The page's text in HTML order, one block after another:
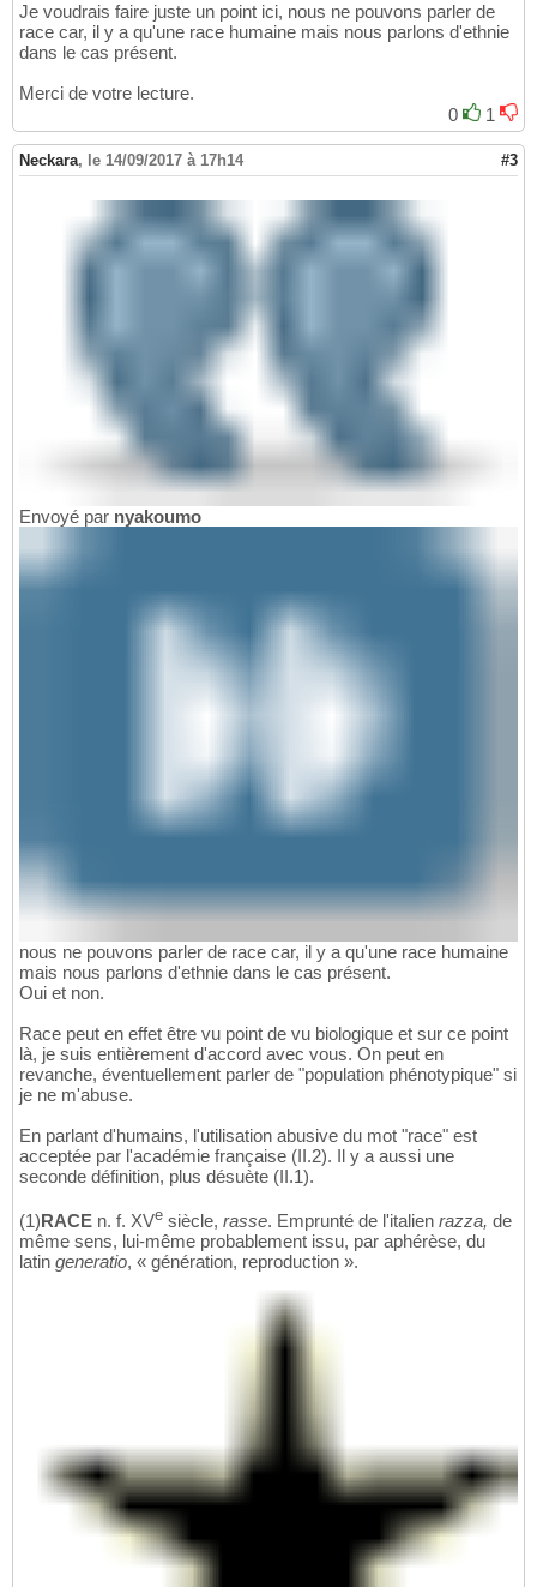
Je voudrais faire juste un point ici, nous ne pouvons parler de
race car, il y a qu'une race humaine mais nous parlons d'ethnie
dans le cas présent.
Merci de votre lecture.
0
1
Neckara, le 14/09/2017 à 17h14 #3
Envoyé par nyakoumo
nous ne pouvons parler de race car, il y a qu'une race humaine
mais nous parlons d'ethnie dans le cas présent.
Oui et non.
Race peut en effet être vu point de vu biologique et sur ce point
là, je suis entièrement d'accord avec vous. On peut en
revanche, éventuellement parler de "population phénotypique" si
je ne m'abuse.
En parlant d'humains, l'utilisation abusive du mot "race" est
acceptée par l'académie française (II.2). Il y a aussi une
seconde définition, plus désuète (II.1).
(1)RACE n. f. XVe siècle, rasse. Emprunté de l'italien razza, de
même sens, lui-même probablement issu, par aphérèse, du
latin generatio, « génération, reproduction ».